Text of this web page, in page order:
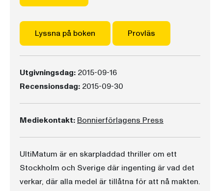
Lyssna på boken Provläs
Utgivningsdag: 2015-09-16
Recensionsdag: 2015-09-30
Mediekontakt: Bonnierförlagens Press
UltiMatum är en skarpladdad thriller om ett
Stockholm och Sverige där ingenting är vad det
verkar, där alla medel är tillåtna för att nå makten.